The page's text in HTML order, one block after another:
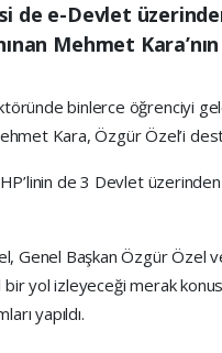
de e-Devlet
Mehmet
binlerce öğrenciyi
Kara, Özgür Özel’i
CHP’linin de 3 Devlet
Genel Başkan Özgür Özel
bir yol izleyeceği merak
yapıldı.